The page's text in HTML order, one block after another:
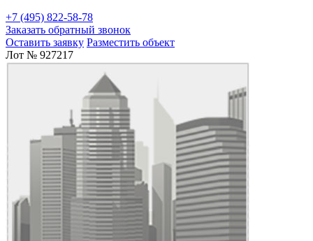
+7 (495) 822-58-78
Заказать обратный звонок
Оставить заявку Разместить объект
Лот № 927217